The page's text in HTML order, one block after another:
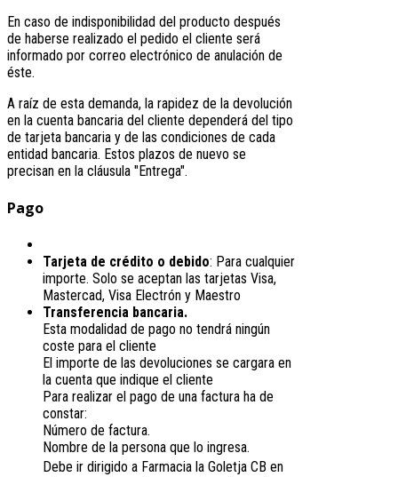
En caso de indisponibilidad del producto después
de haberse realizado el pedido el cliente será
informado por correo electrónico de anulación de
éste.
A raíz de esta demanda, la rapidez de la devolución
en la cuenta bancaria del cliente dependerá del tipo
de tarjeta bancaria y de las condiciones de cada
entidad bancaria. Estos plazos de nuevo se
precisan en la cláusula "Entrega".
Pago
Tarjeta de crédito o debido: Para cualquier
importe. Solo se aceptan las tarjetas Visa,
Mastercad, Visa Electrón y Maestro
Transferencia bancaria.
Esta modalidad de pago no tendrá ningún
coste para el cliente
El importe de las devoluciones se cargara en
la cuenta que indique el cliente
Para realizar el pago de una factura ha de
constar:
Número de factura.
Nombre de la persona que lo ingresa.
Debe ir dirigido a Farmacia la Goletja CB en